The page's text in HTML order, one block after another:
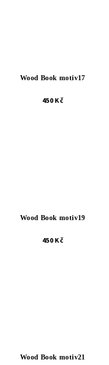
Wood Book motiv17
450 Kč
Wood Book motiv19
450 Kč
Wood Book motiv21